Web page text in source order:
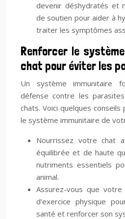
devenir déshydratés et
de soutien pour aider à
traiter les symptômes
Renforcer le
chat pour éviter les
Un système immunitaire
défense contre les
chats. Voici quelques
le système immunitaire de
Nourrissez votre chat
équilibrée et de haute
nutriments essentiels
animal.
Assurez-vous que
d’exercice physique
santé et renforcer son